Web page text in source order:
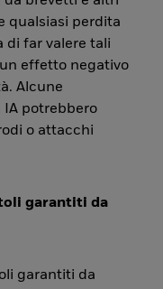
qualsiasi perdita
di far valere tali
effetto negativo
Alcune
potrebbero
o attacchi
garantiti da
garantiti da